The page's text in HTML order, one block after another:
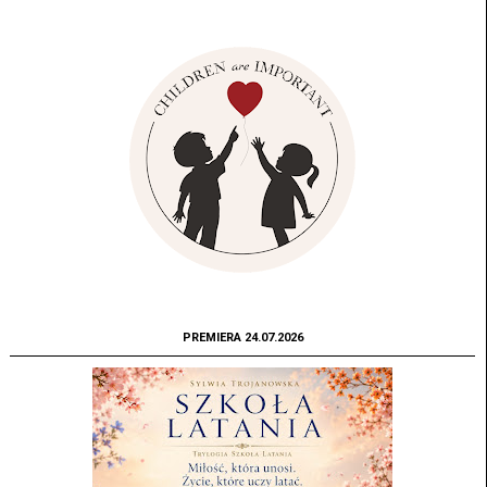
PREMIERA 24.07.2026